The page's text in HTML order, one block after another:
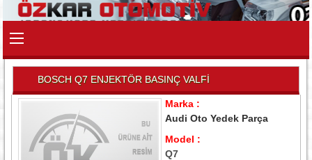
BOSCH Q7 ENJEKTÖR BASINÇ VALFİ
Marka :
Audi Oto Yedek Parça
Model :
Q7